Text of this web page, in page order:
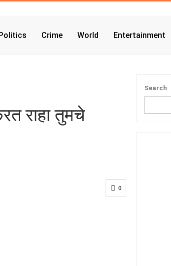
Crime World Entertainment
राहा तुमचे
0
Search